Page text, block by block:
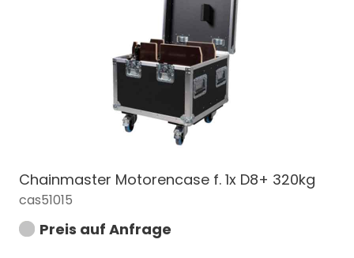
Chainmaster Motorencase f. 1x D8+ 320kg
cas51015
Preis auf Anfrage